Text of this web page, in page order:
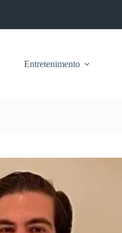
Entretenimento